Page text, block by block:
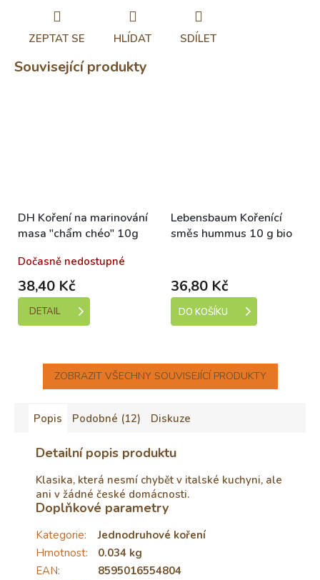
ZEPTAT SE HLÍDAT SDÍLET
Související produkty
DH Koření na marinování
masa "chẩm chéo" 10g
Dočasně nedostupné
38,40 Kč
DETAIL
Lebensbaum Kořenící
směs hummus 10 g bio
36,80 Kč
DO KOŠÍKU
ZOBRAZIT VŠECHNY SOUVISEJÍCÍ PRODUKTY
Popis Podobné (12) Diskuze
Detailní popis produktu
Klasika, která nesmí chybět v italské kuchyni, ale
ani v žádné české domácnosti.
Doplňkové parametry
Kategorie:
Jednodruhové koření
Hmotnost:
0.034 kg
EAN:
8595016554804